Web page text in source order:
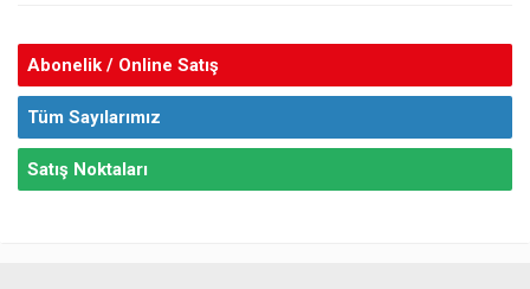
Abonelik / Online Satış
Tüm Sayılarımız
Satış Noktaları